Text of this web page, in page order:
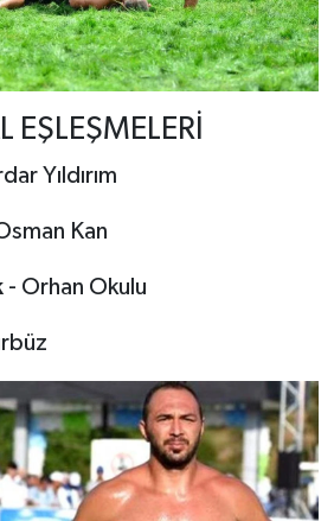
EŞLEŞMELERİ
Yıldırım
Kan
- Orhan Okulu